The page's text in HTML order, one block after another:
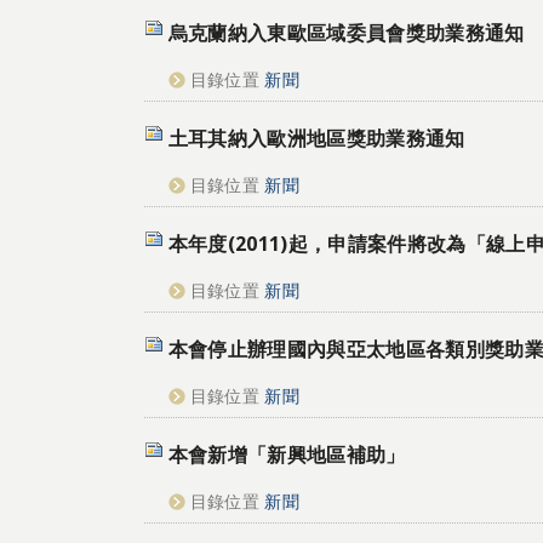
烏克蘭納入東歐區域委員會獎助業務通知
目錄位置 新聞
土耳其納入歐洲地區獎助業務通知
目錄位置 新聞
本年度(2011)起，申請案件將改為「線上申
目錄位置 新聞
本會停止辦理國內與亞太地區各類別獎助
目錄位置 新聞
本會新增「新興地區補助」
目錄位置 新聞